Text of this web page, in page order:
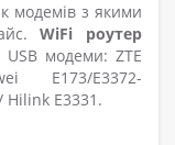
модемів з якими
WiFi роутер
USB модеми: ZTE
E173/E3372-
Hilink E3331.